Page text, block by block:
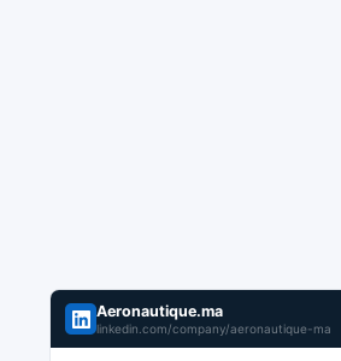
Aeronautique.ma
linkedin.com/company/aeronautique-ma